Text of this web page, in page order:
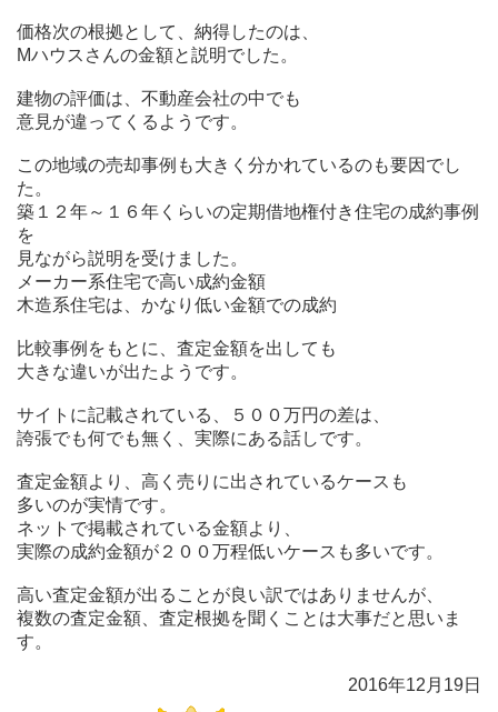
価格次の根拠として、納得したのは、
Mハウスさんの金額と説明でした。
建物の評価は、不動産会社の中でも
意見が違ってくるようです。
この地域の売却事例も大きく分かれているのも要因でし
た。
築１２年～１６年くらいの定期借地権付き住宅の成約事例
を
見ながら説明を受けました。
メーカー系住宅で高い成約金額
木造系住宅は、かなり低い金額での成約
比較事例をもとに、査定金額を出しても
大きな違いが出たようです。
サイトに記載されている、５００万円の差は、
誇張でも何でも無く、実際にある話しです。
査定金額より、高く売りに出されているケースも
多いのが実情です。
ネットで掲載されている金額より、
実際の成約金額が２００万程低いケースも多いです。
高い査定金額が出ることが良い訳ではありませんが、
複数の査定金額、査定根拠を聞くことは大事だと思いま
す。
2016年12月19日